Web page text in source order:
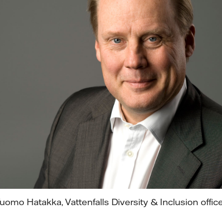
Hatakka, Vattenfalls Diversity & Inclusion